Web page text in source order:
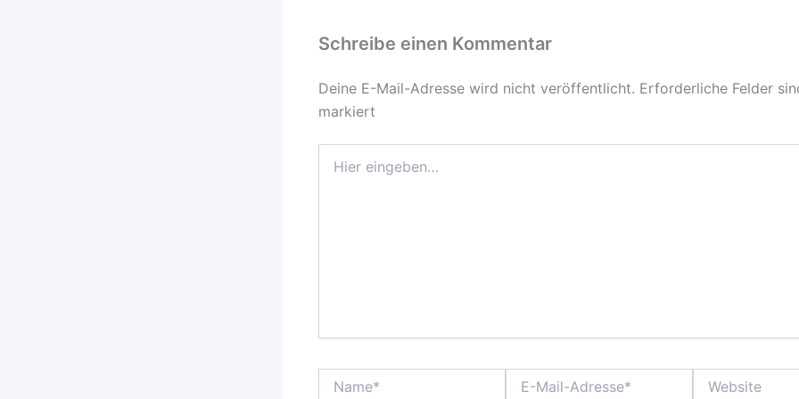
Schreibe einen Kommentar
Deine E-Mail-Adresse wird nicht veröffentlicht. Erforderliche Felder
markiert
eingeben…
Mail-